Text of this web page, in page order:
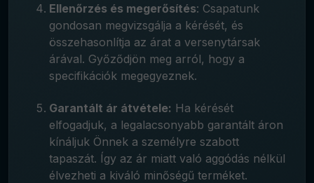
Ellenőrzés és megerősítés: Csapatunk
gondosan megvizsgálja a kérését, és
összehasonlítja az árat a versenytársak
árával. Győződjön meg arról, hogy a
specifikációk megegyeznek.
Garantált ár átvétele: Ha kérését
elfogadjuk, a legalacsonyabb garantált áron
kínáljuk Önnek a személyre szabott
tapaszát. Így az ár miatt való aggódás nélkül
élvezheti a kiváló minőségű terméket.